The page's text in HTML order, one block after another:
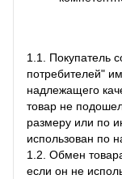
1.1. Покупатель
потребителей"
надлежащего
товар не
размеру или по
использован по
1.2. Обмен
если он не